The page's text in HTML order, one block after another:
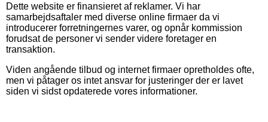
Dette website er finansieret af reklamer. Vi har
samarbejdsaftaler med diverse online firmaer da vi
introducerer forretningernes varer, og opnår kommission
forudsat de personer vi sender videre foretager en
transaktion.
Viden angående tilbud og internet firmaer opretholdes ofte,
men vi påtager os intet ansvar for justeringer der er lavet
siden vi sidst opdaterede vores informationer.